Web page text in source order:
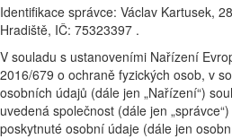
Identifikace správce: Václav Kartusek,
Hradiště, IČ: 75323397 .
V souladu s ustanoveními Nařízení
2016/679 o ochraně fyzických osob, v
osobních údajů (dále jen „Nařízení“)
uvedená společnost (dále jen
poskytnuté osobní údaje (dále jen